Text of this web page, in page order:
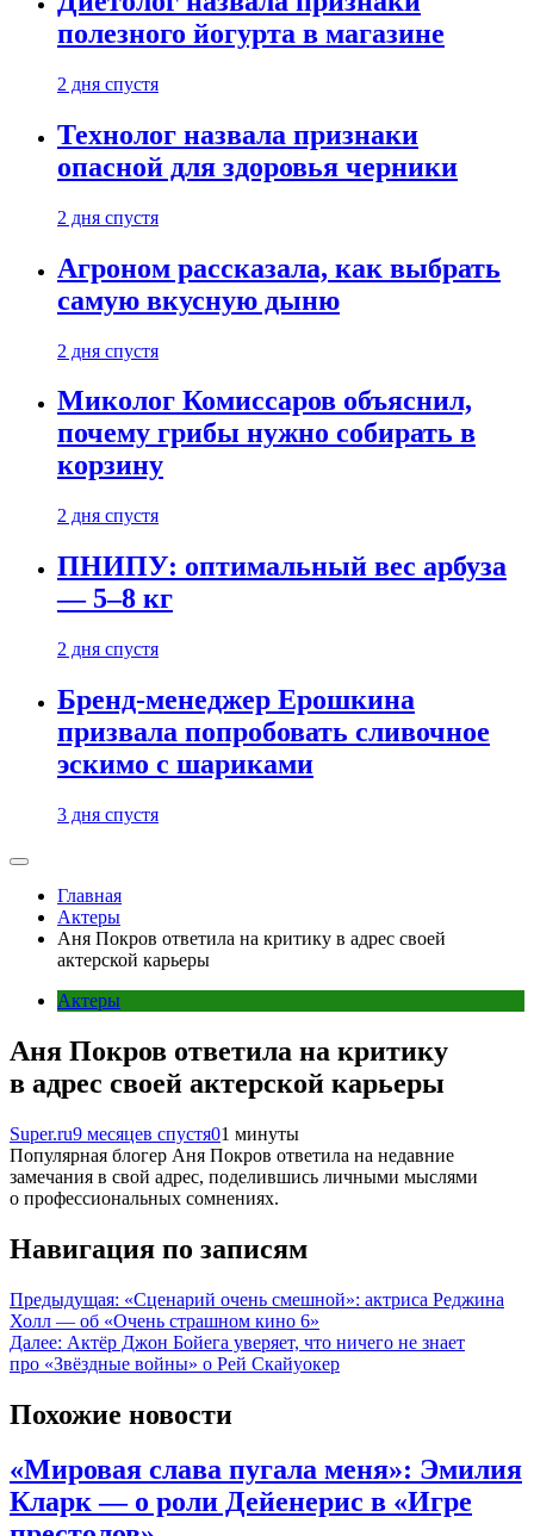
полезного йогурта в магазине
2 дня спустя
Технолог назвала признаки
опасной для здоровья черники
2 дня спустя
Агроном рассказала, как выбрать
самую вкусную дыню
2 дня спустя
Миколог Комиссаров объяснил,
почему грибы нужно собирать в
корзину
2 дня спустя
ПНИПУ: оптимальный вес арбуза
— 5–8 кг
2 дня спустя
Бренд-менеджер Ерошкина
призвала попробовать сливочное
эскимо с шариками
3 дня спустя
Главная
Актеры
Аня Покров ответила на критику в адрес своей
актерской карьеры
Актеры
Аня Покров ответила на критику
в адрес своей актерской карьеры
Super.ru9 месяцев спустя01 минуты
Популярная блогер Аня Покров ответила на недавние
замечания в свой адрес, поделившись личными мыслями
о профессиональных сомнениях.
Навигация по записям
Предыдущая: «Сценарий очень смешной»: актриса Реджина
Холл — об «Очень страшном кино 6»
Далее: Актёр Джон Бойега уверяет, что ничего не знает
про «Звёздные войны» о Рей Скайуокер
Похожие новости
«Мировая слава пугала меня»: Эмилия
Кларк — о роли Дейенерис в «Игре